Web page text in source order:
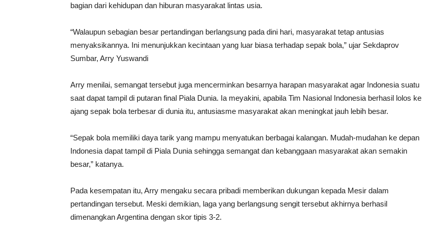
bagian dari kehidupan dan hiburan masyarakat lintas usia.
“Walaupun sebagian besar pertandingan berlangsung pada dini hari, masyarakat tetap antusias
menyaksikannya. Ini menunjukkan kecintaan yang luar biasa terhadap sepak bola,” ujar Sekdaprov
Sumbar, Arry Yuswandi
Arry menilai, semangat tersebut juga mencerminkan besarnya harapan masyarakat agar Indonesia suatu
saat dapat tampil di putaran final Piala Dunia. Ia meyakini, apabila Tim Nasional Indonesia berhasil lolos ke
ajang sepak bola terbesar di dunia itu, antusiasme masyarakat akan meningkat jauh lebih besar.
“Sepak bola memiliki daya tarik yang mampu menyatukan berbagai kalangan. Mudah-mudahan ke depan
Indonesia dapat tampil di Piala Dunia sehingga semangat dan kebanggaan masyarakat akan semakin
besar,” katanya.
Pada kesempatan itu, Arry mengaku secara pribadi memberikan dukungan kepada Mesir dalam
pertandingan tersebut. Meski demikian, laga yang berlangsung sengit tersebut akhirnya berhasil
dimenangkan Argentina dengan skor tipis 3-2.